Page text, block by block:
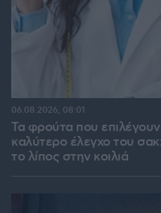
Τα φρούτα που επιλέγουν
καλύτερο έλεγχο του
το λίπος στην κοιλιά
06.08.2026, 08:01